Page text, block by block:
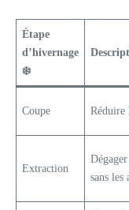
Étape
d’hivernage
❄️
Coupe Réduire
Extraction
sans les